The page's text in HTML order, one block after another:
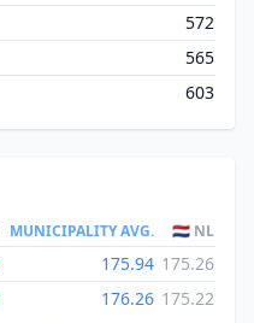
572
565
603
MUNICIPALITY AVG. 🇳🇱 NL
175.94 175.26
176.26 175.22